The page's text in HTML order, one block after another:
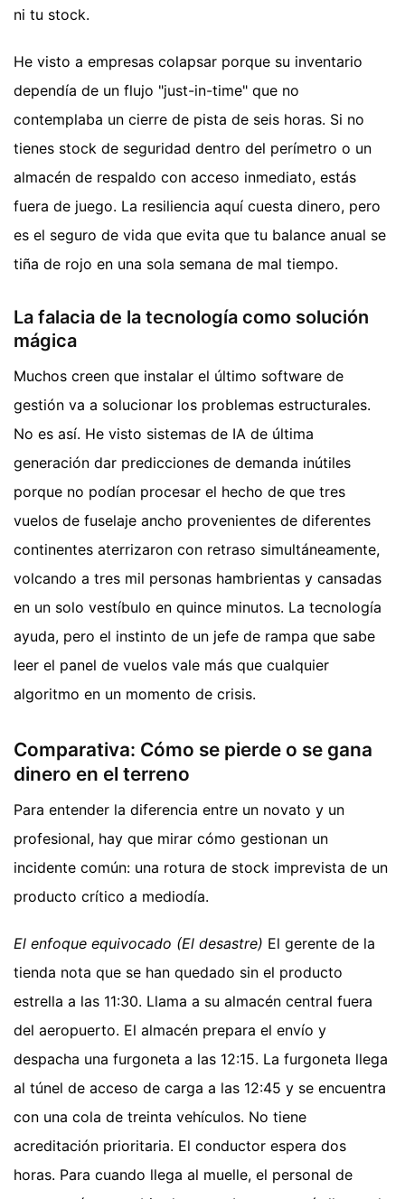
ni tu stock.
He visto a empresas colapsar porque su inventario
dependía de un flujo "just-in-time" que no
contemplaba un cierre de pista de seis horas. Si no
tienes stock de seguridad dentro del perímetro o un
almacén de respaldo con acceso inmediato, estás
fuera de juego. La resiliencia aquí cuesta dinero, pero
es el seguro de vida que evita que tu balance anual se
tiña de rojo en una sola semana de mal tiempo.
La falacia de la tecnología como solución
mágica
Muchos creen que instalar el último software de
gestión va a solucionar los problemas estructurales.
No es así. He visto sistemas de IA de última
generación dar predicciones de demanda inútiles
porque no podían procesar el hecho de que tres
vuelos de fuselaje ancho provenientes de diferentes
continentes aterrizaron con retraso simultáneamente,
volcando a tres mil personas hambrientas y cansadas
en un solo vestíbulo en quince minutos. La tecnología
ayuda, pero el instinto de un jefe de rampa que sabe
leer el panel de vuelos vale más que cualquier
algoritmo en un momento de crisis.
Comparativa: Cómo se pierde o se gana
dinero en el terreno
Para entender la diferencia entre un novato y un
profesional, hay que mirar cómo gestionan un
incidente común: una rotura de stock imprevista de un
producto crítico a mediodía.
El enfoque equivocado (El desastre) El gerente de la
tienda nota que se han quedado sin el producto
estrella a las 11:30. Llama a su almacén central fuera
del aeropuerto. El almacén prepara el envío y
despacha una furgoneta a las 12:15. La furgoneta llega
al túnel de acceso de carga a las 12:45 y se encuentra
con una cola de treinta vehículos. No tiene
acreditación prioritaria. El conductor espera dos
horas. Para cuando llega al muelle, el personal de